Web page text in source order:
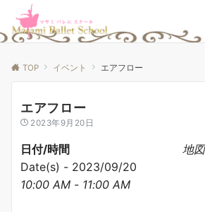
TOP イベント エアフロー
エアフロー
2023年9月20日
地
日付/時間
Date(s) - 2023/09/20
10:00 AM - 11:00 AM